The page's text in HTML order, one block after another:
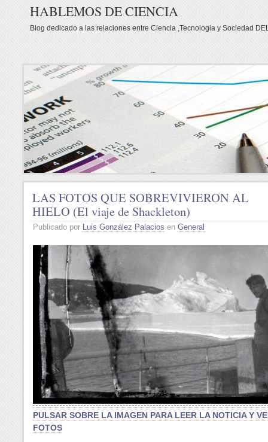
HABLEMOS DE CIENCIA
Blog dedicado a las relaciones entre Ciencia ,Tecnologia y Sociedad
LAS FOTOS QUE SOBREVIVIERON AL
HIELO (El viaje de Shackleton)
Publicado por Luis González Palacios en General
PULSAR SOBRE LA IMAGEN PARA LEER LA NOTICIA Y
FOTOS